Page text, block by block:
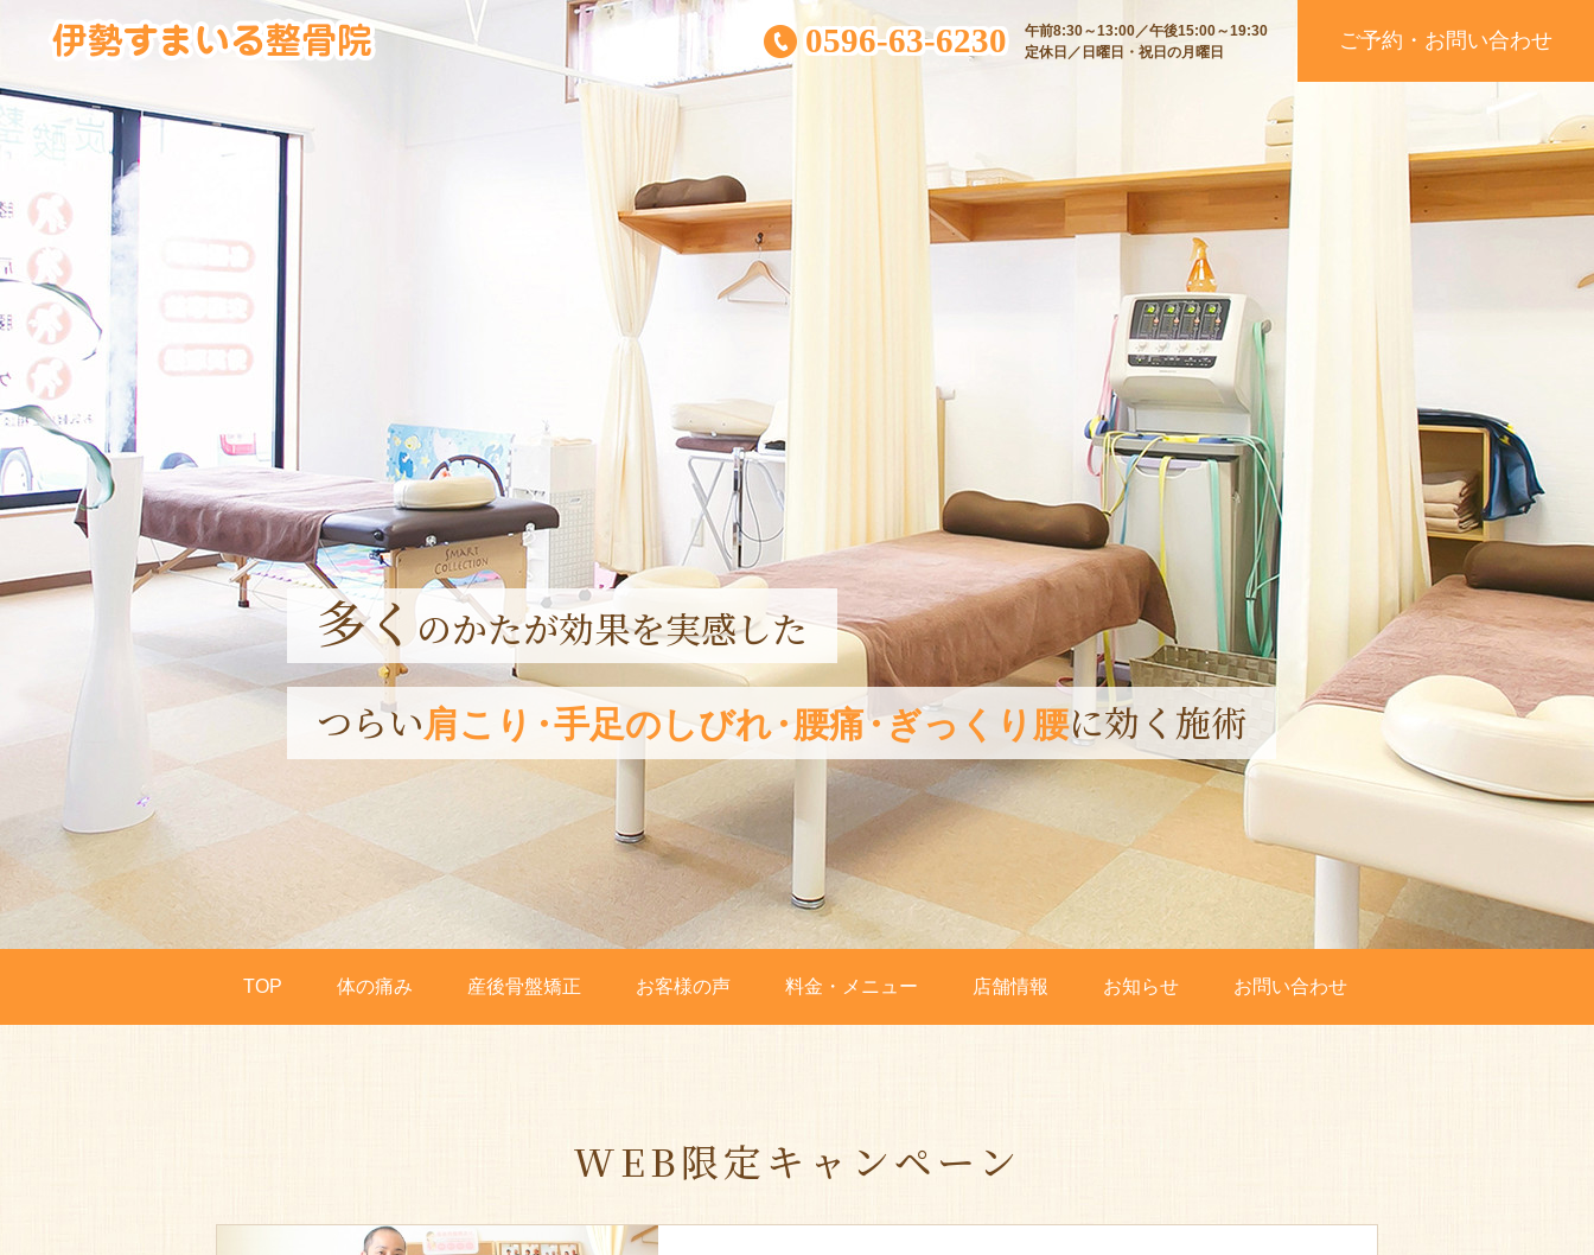
0596-63-6230
午前8:30～13:00／午後15:00～19:30
定休日／日曜日・祝日の月曜日
ご予約・お問い合わせ
多くのかたが効果を実感した
つらい肩こり ・手足のしびれ・腰痛・ぎっくり腰に効く施術
産後に感じる体の痛みや違和感
ママの為の 産後骨盤矯正で効果実感
TOP 体の痛み 産後骨盤矯正 お客様の声 料金・メニュー 店舗情報 お知らせ お問い合わせ
WEB限定キャンペーン